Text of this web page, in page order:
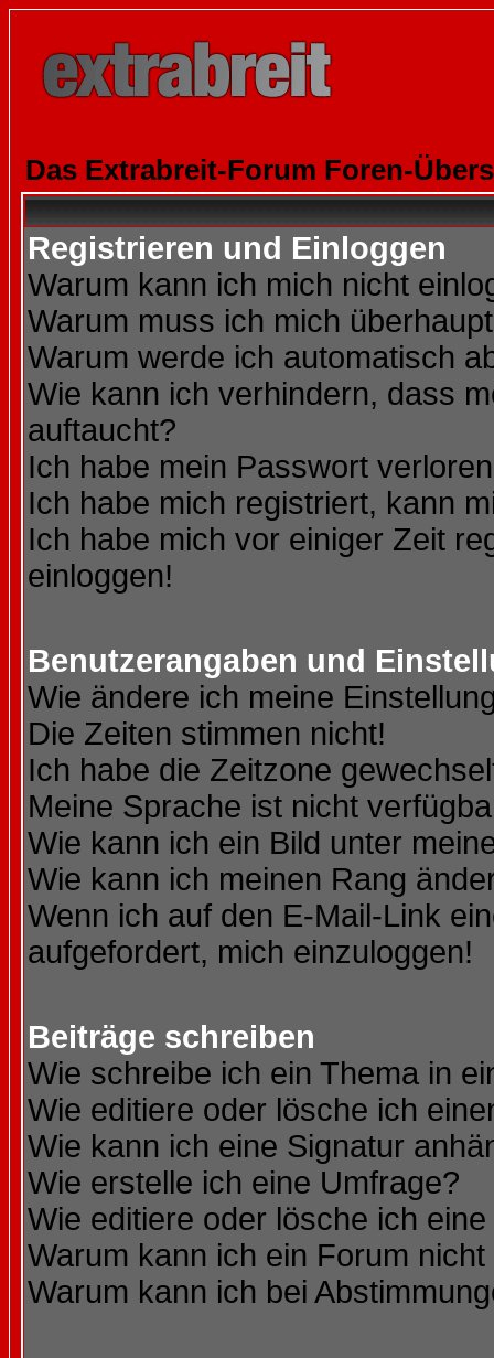
Das Extrabreit-Forum Foren-
Registrieren und Einloggen
Warum kann ich mich nicht
Warum muss ich mich
Warum werde ich automatisch
Wie kann ich verhindern, dass
auftaucht?
Ich habe mein Passwort
Ich habe mich registriert, kann
Ich habe mich vor einiger Zeit
einloggen!
Benutzerangaben und
Wie ändere ich meine
Die Zeiten stimmen nicht!
Ich habe die Zeitzone
Meine Sprache ist nicht
Wie kann ich ein Bild unter
Wie kann ich meinen Rang
Wenn ich auf den E-Mail-Link
aufgefordert, mich einzuloggen!
Beiträge schreiben
Wie schreibe ich ein Thema in
Wie editiere oder lösche ich
Wie kann ich eine Signatur
Wie erstelle ich eine Umfrage?
Wie editiere oder lösche ich
Warum kann ich ein Forum
Warum kann ich bei